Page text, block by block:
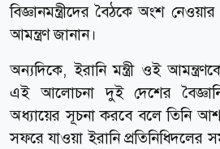
বিজ্ঞানমন্ত্রীদের বৈঠকে অংশ
আমন্ত্রণ জানান।
অন্যদিকে, ইরানি মন্ত্রী ওই
এই আলোচনা দুই দেশের
অধ্যায়ের সূচনা করবে বলে তিনি
সফরে যাওয়া ইরানি প্রতিনিধিদলের